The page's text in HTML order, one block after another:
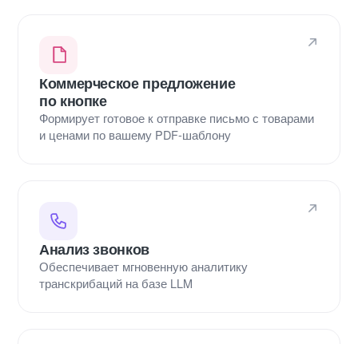
Коммерческое предложение
по кнопке
Формирует готовое к отправке письмо с товарами
и ценами по вашему PDF-шаблону
Анализ звонков
Обеспечивает мгновенную аналитику
транскрибаций на базе LLM